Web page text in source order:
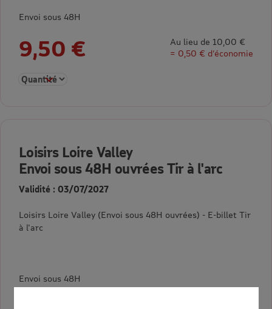
Envoi sous 48H
9,50 €
Au lieu de 10,00 €
= 0,50 € d’économie
Sélectionner la quantité pour Loisirs Loire Valley Envoi sous
Loisirs Loire Valley
Envoi sous 48H ouvrées Tir à l'arc
Validité : 03/07/2027
Loisirs Loire Valley (Envoi sous 48H ouvrées) - E-billet Tir
à l'arc
Envoi sous 48H